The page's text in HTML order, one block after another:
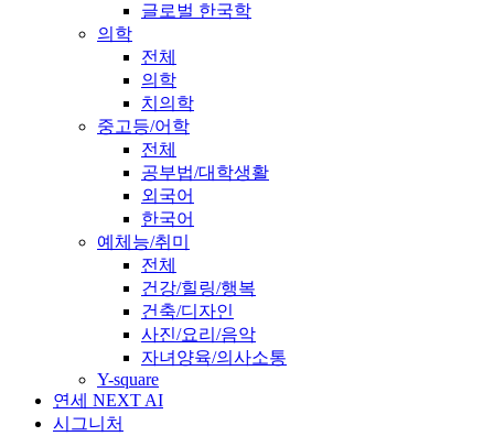
글로벌 한국학
의학
전체
의학
치의학
중고등/어학
전체
공부법/대학생활
외국어
한국어
예체능/취미
전체
건강/힐링/행복
건축/디자인
사진/요리/음악
자녀양육/의사소통
Y-square
연세 NEXT AI
시그니처